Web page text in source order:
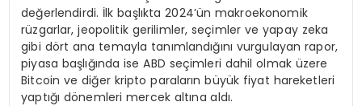
değerlendirdi. İlk başlıkta 2024’ün makroekonomik
rüzgarlar, jeopolitik gerilimler, seçimler ve yapay zeka
gibi dört ana temayla tanımlandığını vurgulayan rapor,
piyasa başlığında ise ABD seçimleri dahil olmak üzere
Bitcoin ve diğer kripto paraların büyük fiyat hareketleri
yaptığı dönemleri mercek altına aldı.